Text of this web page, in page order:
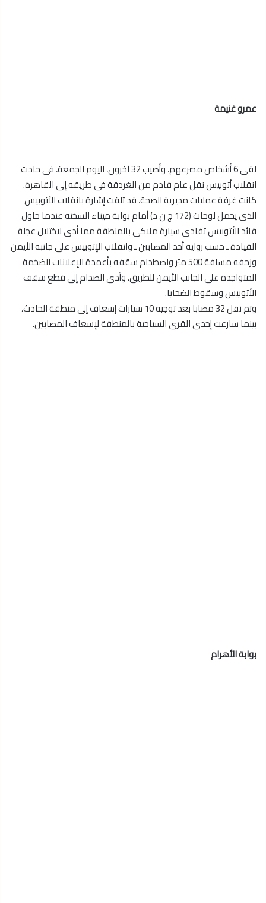
عمرو غنيمة
لقى 6 أشخاص مصرعهم، وأصيب 32 آخرون، اليوم الجمعة، فى حادث
انقلاب أتوبيس نقل عام قادم من الغردقة فى طريقه إلى القاهرة.
كانت غرفة عمليات مديرية الصحة، قد تلقت إشارة بانقلاب الأتوبيس
الذي يحمل لوحات (172 ج ن د) أمام بوابة ميناء السخنة عندما حاول
قائد الأتوبيس تفادى سيارة ملاكى بالمنطقة مما أدى لاختلال عجلة
القيادة ـ حسب رواية أحد المصابين ـ وانقلاب الإتوبيس على جانبه الأيمن
وزحفه مسافة 500 متر واصطدام سقفه بأعمدة الإعلانات الضخمة
المتواجدة على الجانب الأيمن للطريق، وأدى الصدام إلى قطع سقف
الأتوبيس وسقوط الضحايا.
وتم نقل 32 مصابا بعد توجيه 10 سيارات إسعاف إلى منطقة الحادث،
بينما سارعت إحدى القرى السياحية بالمنطقة لإسعاف المصابين.
بوابة الأهرام